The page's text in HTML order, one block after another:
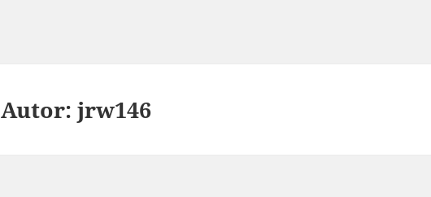
Autor:jrw146